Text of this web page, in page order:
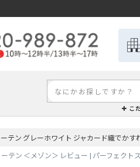
こ
ーテン グレーホワイト ジャカード織でか
テン ＜メゾン＞ レビュー | パーフェクト